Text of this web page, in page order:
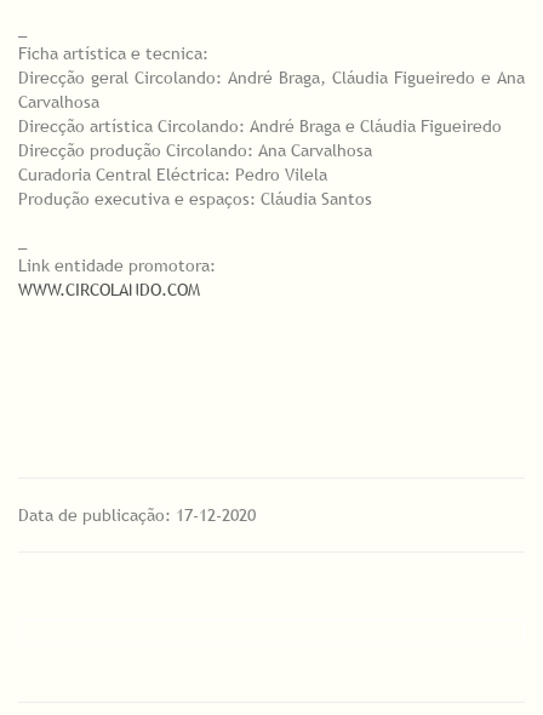
Ficha artística e tecnica:
Direcção geral Circolando: André Braga, Cláudia Figueiredo e Ana
Carvalhosa
Direcção artística Circolando: André Braga e Cláudia Figueiredo
Direcção produção Circolando: Ana Carvalhosa
Curadoria Central Eléctrica: Pedro Vilela
Produção executiva e espaços: Cláudia Santos
Link entidade promotora:
WWW.CIRCOLANDO.COM
Data de publicação: 17-12-2020